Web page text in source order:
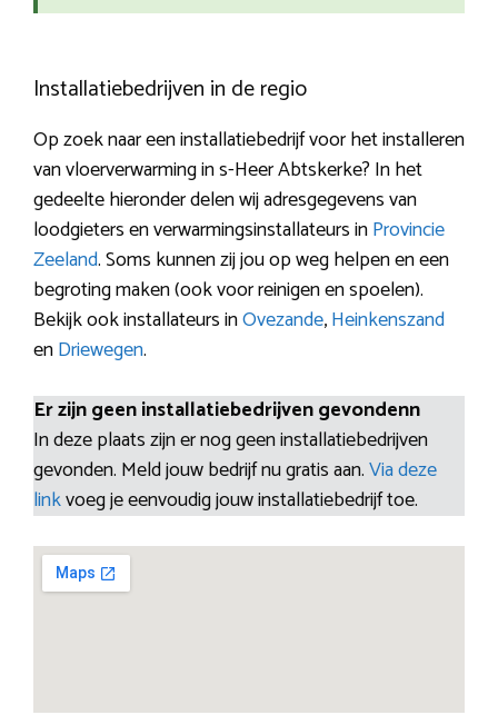
Installatiebedrijven in de regio
Op zoek naar een installatiebedrijf voor het installeren
van vloerverwarming in s-Heer Abtskerke? In het
gedeelte hieronder delen wij adresgegevens van
loodgieters en verwarmingsinstallateurs inProvincie
Zeeland. Soms kunnen zij jou op weg helpen en een
begroting maken (ook voor reinigen en spoelen).
Bekijk ook installateurs inOvezande,Heinkenszand
enDriewegen.
Er zijn geen installatiebedrijven gevondenn
In deze plaats zijn er nog geen installatiebedrijven
gevonden. Meld jouw bedrijf nu gratis aan.Via deze
linkvoeg je eenvoudig jouw installatiebedrijf toe.